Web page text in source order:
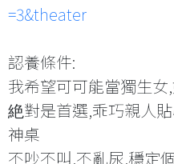
=3&theater
認養條件:
我希望可可能當獨生
絶對是首選,乖巧親人
神桌
不吵不叫,不亂尿,穩定